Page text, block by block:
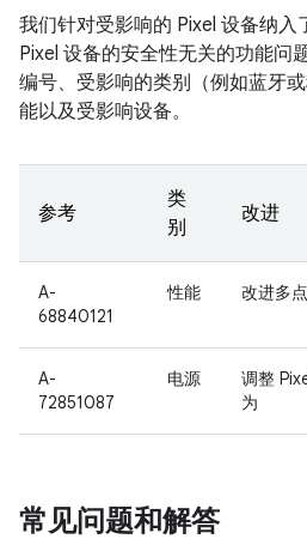
我们针对受影响的 Pixel 设备纳
Pixel 设备的安全性无关的功能问
编号、受影响的类别（例如蓝牙
能以及受影响设备。
参考
类
别
改进
A-
68840121
性能 改进多
A-
72851087
电源
调整
为
常见问题和解答